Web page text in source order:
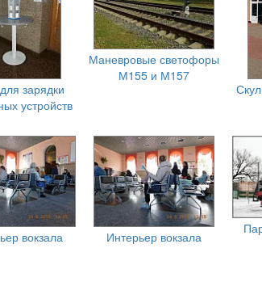
зарядки
устройств
Маневровые светофоры
М155 и М157
вокзала Интерьер вокзала